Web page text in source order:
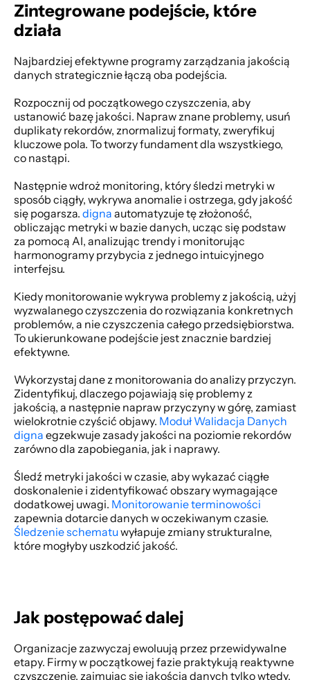
Zintegrowane podejście, które
działa
Najbardziej efektywne programy zarządzania jakością
danych strategicznie łączą oba podejścia.
Rozpocznij od początkowego czyszczenia, aby
ustanowić bazę jakości. Napraw znane problemy, usuń
duplikaty rekordów, znormalizuj formaty, zweryfikuj
kluczowe pola. To tworzy fundament dla wszystkiego,
co nastąpi.
Następnie wdroż monitoring, który śledzi metryki w
sposób ciągły, wykrywa anomalie i ostrzega, gdy jakość
się pogarsza. digna automatyzuje tę złożoność,
obliczając metryki w bazie danych, ucząc się podstaw
za pomocą AI, analizując trendy i monitorując
harmonogramy przybycia z jednego intuicyjnego
interfejsu.
Kiedy monitorowanie wykrywa problemy z jakością, użyj
wyzwalanego czyszczenia do rozwiązania konkretnych
problemów, a nie czyszczenia całego przedsiębiorstwa.
To ukierunkowane podejście jest znacznie bardziej
efektywne.
Wykorzystaj dane z monitorowania do analizy przyczyn.
Zidentyfikuj, dlaczego pojawiają się problemy z
jakością, a następnie napraw przyczyny w górę, zamiast
wielokrotnie czyścić objawy. Moduł Walidacja Danych
digna egzekwuje zasady jakości na poziomie rekordów
zarówno dla zapobiegania, jak i naprawy.
Śledź metryki jakości w czasie, aby wykazać ciągłe
doskonalenie i zidentyfikować obszary wymagające
dodatkowej uwagi. Monitorowanie terminowości
Śledzenie schematu wyłapuje zmiany strukturalne,
które mogłyby uszkodzić jakość.
Jak postępować dalej
Organizacje zazwyczaj ewoluują przez przewidywalne
etapy. Firmy w początkowej fazie praktykują reaktywne
czyszczenie, zajmując się jakością danych tylko wtedy,